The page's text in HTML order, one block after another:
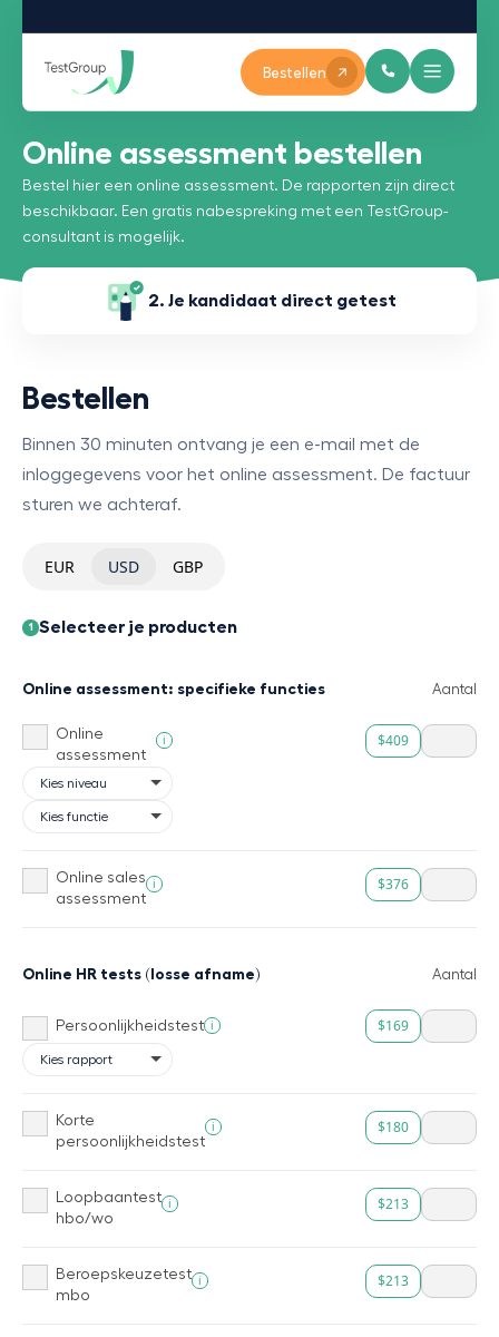
Bestellen
Online assessment bestellen
Bestel hier een online assessment. De rapporten zijn direct
beschikbaar. Een gratis nabespreking met een TestGroup-
consultant is mogelijk.
2. Je kandidaat direct getest
Bestellen
Binnen 30 minuten ontvang je een e-mail met de
inloggegevens voor het online assessment. De factuur
sturen we achteraf.
EUR USD GBP
1 Selecteer je producten
Online assessment: specifieke functies Aantal
Online
assessment
i $409
Online sales
assessment
i $376
Online HR tests (losse afname) Aantal
Persoonlijkheidstest i $169
Korte
persoonlijkheidstest
i $180
Loopbaantest
hbo/wo
i $213
Beroepskeuzetest
mbo
i $213